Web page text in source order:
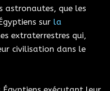
astronautes, que les
sur la
extraterrestres qui,
civilisation dans le